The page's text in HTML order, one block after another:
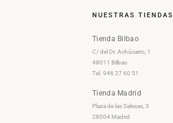
NUESTRAS TIENDAS
Tienda Bilbao
C/ del Dr. Achúcarro, 1
48011 Bilbao
Tel. 946 27 60 51
Tienda Madrid
Plaza de las Salesas, 3
28004 Madrid